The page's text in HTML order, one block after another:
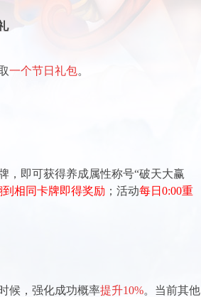
一个节日礼包。
，即可获得养成属性称号“破天大赢
到相同卡牌即得奖励 ；活动每日0:00重
候，强化成功概率提升10%。当前其他